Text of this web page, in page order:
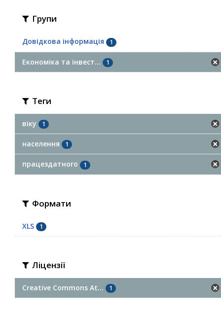
Групи
Довідкова інформація 1
Економіка та інвест... 1
Теги
віку 1
населення 1
працездатного 1
Формати
XLS 1
Ліцензії
Creative Commons At... 1